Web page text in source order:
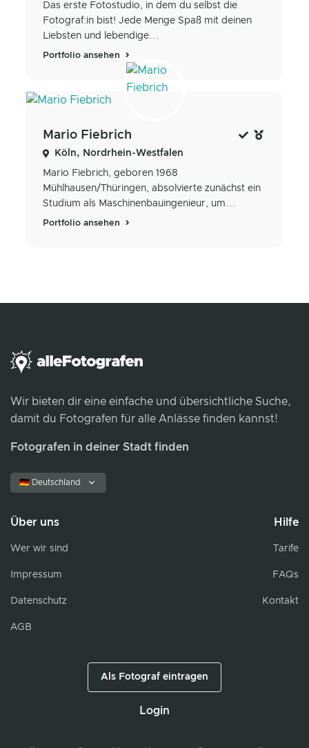
Das erste Fotostudio, in dem du selbst die
Fotograf:in bist! Jede Menge Spaß mit deinen
Liebsten und lebendige...
Portfolio ansehen
Mario Fiebrich
Köln, Nordrhein-Westfalen
Mario Fiebrich, geboren 1968
Mühlhausen/Thüringen, absolvierte zunächst ein
Studium als Maschinenbauingenieur, um...
Portfolio ansehen
Wir bieten dir eine einfache und übersichtliche Suche,
damit du Fotografen für alle Anlässe finden kannst!
Fotografen in deiner Stadt finden
🇩🇪 Deutschland
Über uns
Wer wir sind
Impressum
Datenschutz
AGB
Hilfe
Tarife
FAQs
Kontakt
Als Fotograf eintragen
Login